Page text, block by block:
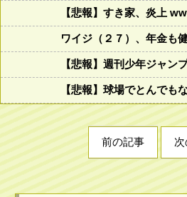
【悲報】すき家、炎上
ワイジ（２７）、年金も
【悲報】週刊少年ジャ
【悲報】球場でとんで
前の記事